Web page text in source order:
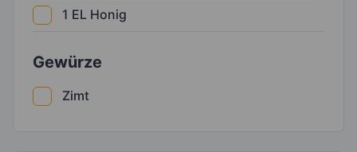
1 EL Honig
Gewürze
Zimt